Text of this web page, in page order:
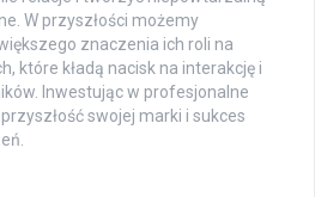
W przyszłości możemy
znaczenia ich roli na
które kładą nacisk na interakcję i
Inwestując w profesjonalne
swojej marki i sukces